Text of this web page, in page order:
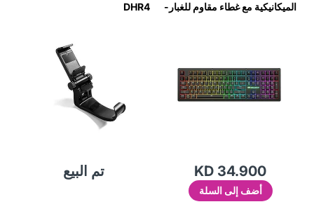
الميكانيكية مع غطاء مقاوم للغبار-
KD 34.900
أضف إلى السلة
DHR4
تم البيع